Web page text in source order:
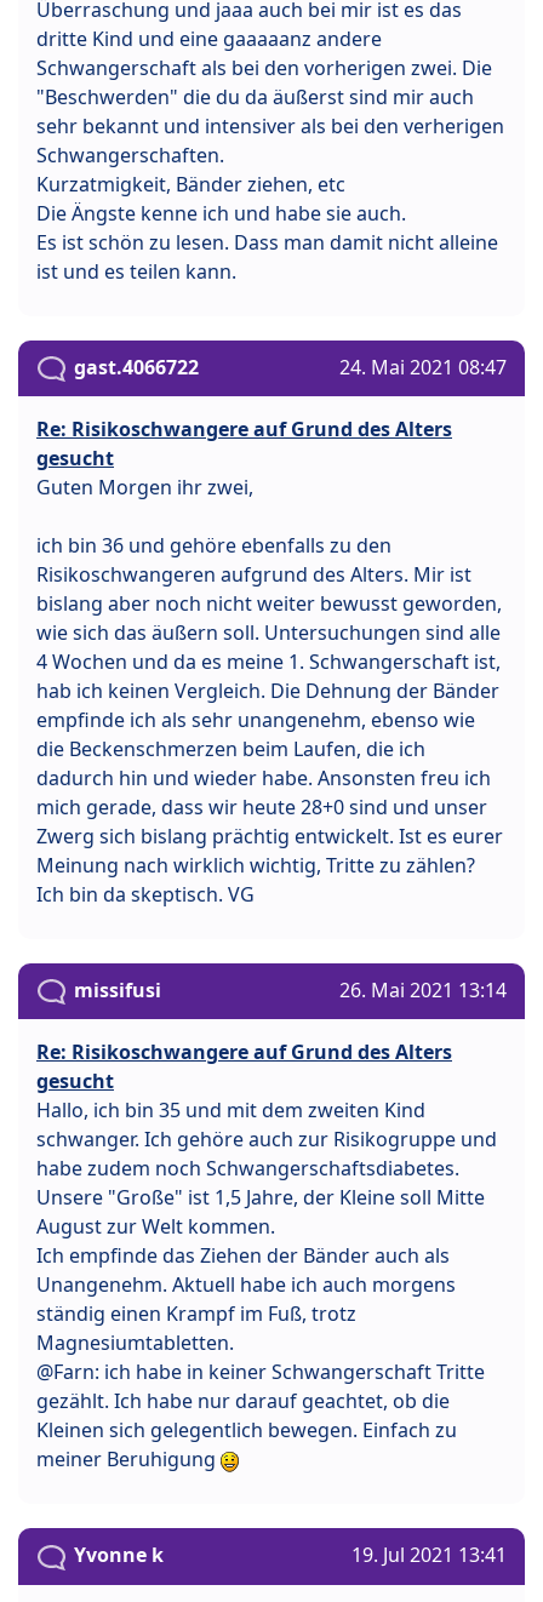
Überraschung und jaaa auch bei mir ist es das
dritte Kind und eine gaaaaanz andere
Schwangerschaft als bei den vorherigen zwei. Die
"Beschwerden" die du da äußerst sind mir auch
sehr bekannt und intensiver als bei den verherigen
Schwangerschaften.
Kurzatmigkeit, Bänder ziehen, etc
Die Ängste kenne ich und habe sie auch.
Es ist schön zu lesen. Dass man damit nicht alleine
ist und es teilen kann.
gast.4066722 24. Mai 2021 08:47
Re: Risikoschwangere auf Grund des Alters
gesucht
Guten Morgen ihr zwei,
ich bin 36 und gehöre ebenfalls zu den
Risikoschwangeren aufgrund des Alters. Mir ist
bislang aber noch nicht weiter bewusst geworden,
wie sich das äußern soll. Untersuchungen sind alle
4 Wochen und da es meine 1. Schwangerschaft ist,
hab ich keinen Vergleich. Die Dehnung der Bänder
empfinde ich als sehr unangenehm, ebenso wie
die Beckenschmerzen beim Laufen, die ich
dadurch hin und wieder habe. Ansonsten freu ich
mich gerade, dass wir heute 28+0 sind und unser
Zwerg sich bislang prächtig entwickelt. Ist es eurer
Meinung nach wirklich wichtig, Tritte zu zählen?
Ich bin da skeptisch. VG
missifusi 26. Mai 2021 13:14
Re: Risikoschwangere auf Grund des Alters
gesucht
Hallo, ich bin 35 und mit dem zweiten Kind
schwanger. Ich gehöre auch zur Risikogruppe und
habe zudem noch Schwangerschaftsdiabetes.
Unsere "Große" ist 1,5 Jahre, der Kleine soll Mitte
August zur Welt kommen.
Ich empfinde das Ziehen der Bänder auch als
Unangenehm. Aktuell habe ich auch morgens
ständig einen Krampf im Fuß, trotz
Magnesiumtabletten.
@Farn: ich habe in keiner Schwangerschaft Tritte
gezählt. Ich habe nur darauf geachtet, ob die
Kleinen sich gelegentlich bewegen. Einfach zu
meiner Beruhigung
Yvonne k 19. Jul 2021 13:41